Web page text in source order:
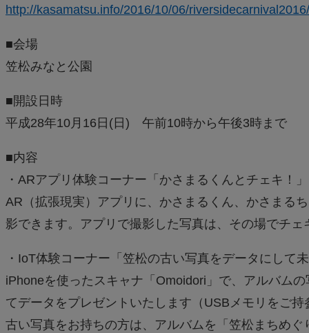
http://kasamatsu.info/2016/10/06/riversidecarnival2016/
■会場
笠松みなと公園
■開設日時
平成28年10月16日(日) 午前10時から午後3時まで
■内容
・ARアプリ体験コーナー「かさまるくんとチェキ！」
AR（拡張現実）アプリに、かさまるくん、かさまる
影できます。アプリで撮影した写真は、その場でチェ
・IoT体験コーナー「笠松の古い写真をデータにして
iPhoneを使ったスキャナ「Omoidori」で、アルバム
てデータをプレゼントいたします（USBメモリをご
古い写真をお持ちの方は、アルバムを「笠松まちめ